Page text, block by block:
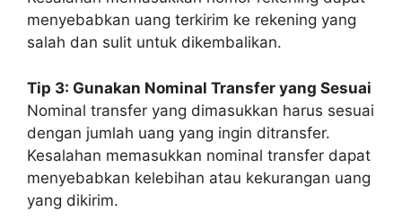
menyebabkan uang terkirim ke rekening yang
salah dan sulit untuk dikembalikan.
Tip 3: Gunakan Nominal Transfer yang Sesuai
Nominal transfer yang dimasukkan harus sesuai
dengan jumlah uang yang ingin ditransfer.
Kesalahan memasukkan nominal transfer dapat
menyebabkan kelebihan atau kekurangan uang
yang dikirim.